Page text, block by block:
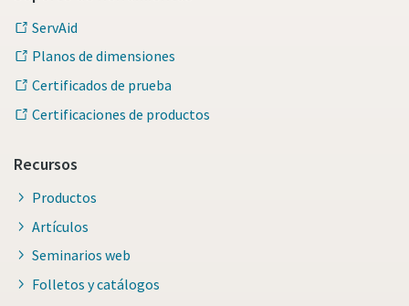
ServAid
Planos de dimensiones
Certificados de prueba
Certificaciones de productos
Recursos
Productos
Artículos
Seminarios web
Folletos y catálogos